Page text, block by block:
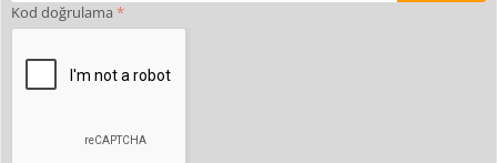
Kod doğrulama